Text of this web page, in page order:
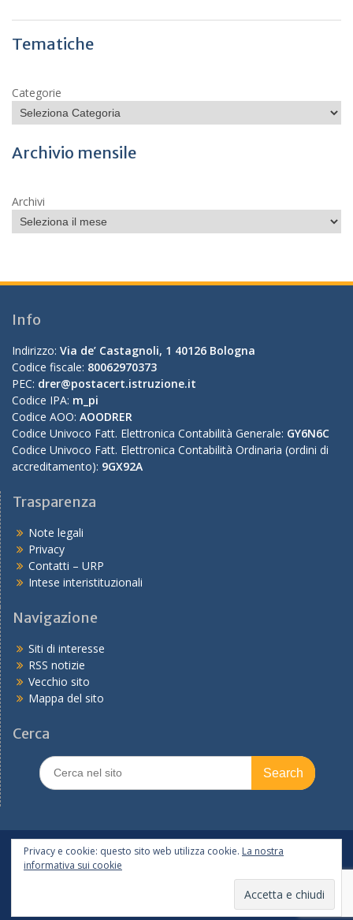
Tematiche
Categorie
Archivio mensile
Archivi
Info
Indirizzo: Via de’ Castagnoli, 1 40126 Bologna
Codice fiscale: 80062970373
PEC: drer@postacert.istruzione.it
Codice IPA: m_pi
Codice AOO: AOODRER
Codice Univoco Fatt. Elettronica Contabilità Generale: GY6N6C
Codice Univoco Fatt. Elettronica Contabilità Ordinaria (ordini di
accreditamento): 9GX92A
Trasparenza
Note legali
Privacy
Contatti – URP
Intese interistituzionali
Navigazione
Siti di interesse
RSS notizie
Vecchio sito
Mappa del sito
Cerca
Search
for:
In primo piano PNRR
Tutte le notizie
Copyright © 2026
Realizzato dal Servizio Marconi TSI
Privacy e cookie: questo sito web utilizza cookie. La nostra
informativa sui cookie